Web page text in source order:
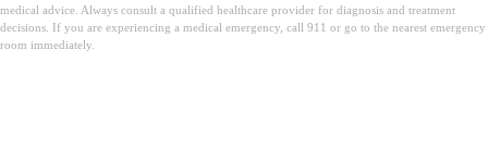
medical advice. Always consult a qualified healthcare provider for diagnosis and treatment
decisions. If you are experiencing a medical emergency, call 911 or go to the nearest emergency
room immediately.